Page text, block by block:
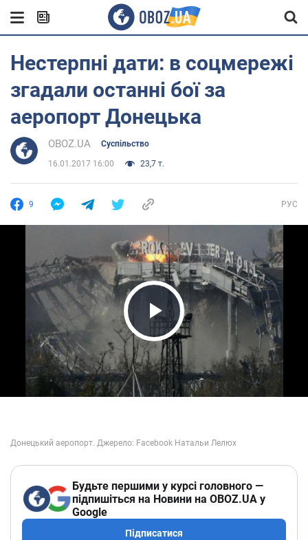
Нестерпні дати: в соцмережі
згадали останні бої за
аеропорт Донецька
OBOZ.UA Суспільство
16.01.2017 16:00 23,7 т.
9 РУС
Play Video
Будьте першими у курсі головного —
підпишіться на Новини на OBOZ.UA у
Google
Підписатися